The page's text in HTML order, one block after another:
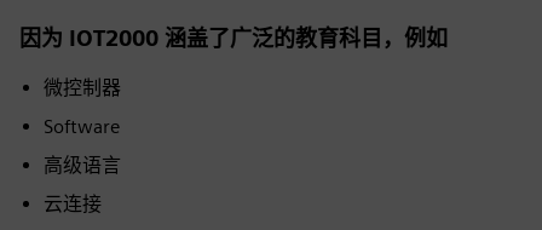
因为 IOT2000 涵盖了广泛的教育科目，例如
微控制器
Software
高级语言
云连接